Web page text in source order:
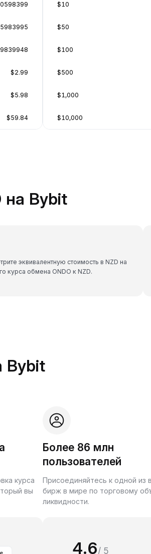
$2.99
$5.98
$59.84
$10
$50
$100
$500
$1,000
$10,000
на Bybit
эквивалентную стоимость в NZD на
курса обмена ONDO к NZD.
Bybit
курса
вы
Более 86 млн
пользователей
Присоединяйтесь к одной из
бирж в мире по торговому
ликвидности.
4.6/ 5